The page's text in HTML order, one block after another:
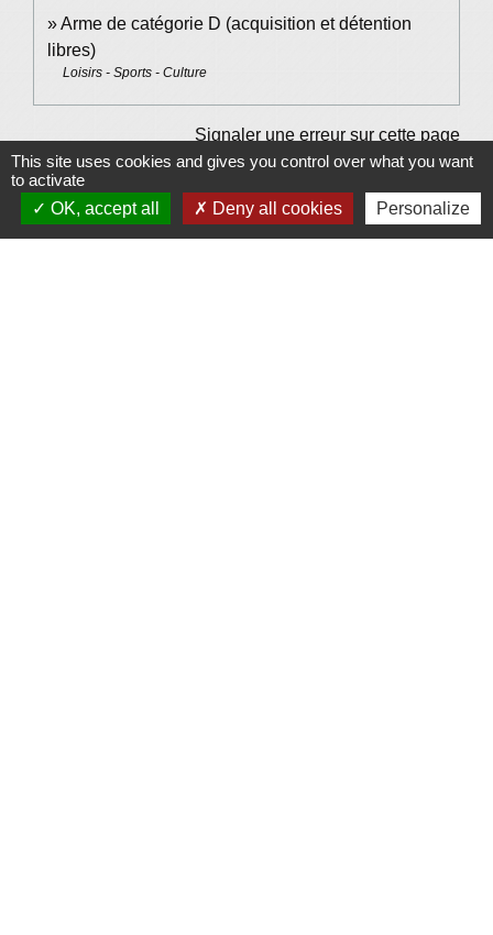
Arme de catégorie D (acquisition et détention
libres)
Loisirs - Sports - Culture
Signaler une erreur sur cette page
This site uses cookies and gives you control over what you want
to activate
OK, accept all
Deny all cookies Personalize